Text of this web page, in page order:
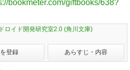
bookmeter.com/giftbooks/638?
ロイド開発研究室2.0 (角川文庫)
登録 あらすじ・内容